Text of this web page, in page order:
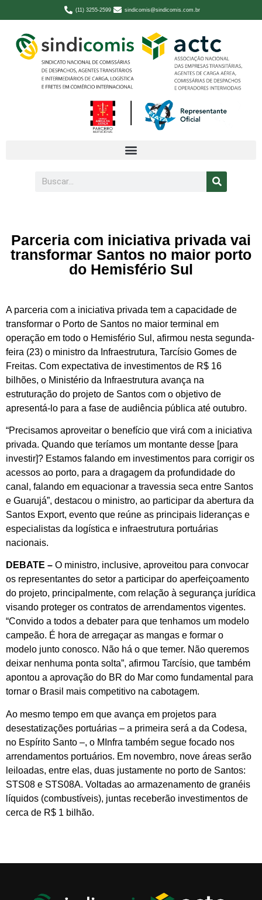
(11) 3255-2599 sindicomis@sindicomis.com.br
Parceria com iniciativa privada vai
transformar Santos no maior porto
do Hemisfério Sul
A parceria com a iniciativa privada tem a capacidade de
transformar o Porto de Santos no maior terminal em
operação em todo o Hemisfério Sul, afirmou nesta segunda-
feira (23) o ministro da Infraestrutura, Tarcísio Gomes de
Freitas. Com expectativa de investimentos de R$ 16
bilhões, o Ministério da Infraestrutura avança na
estruturação do projeto de Santos com o objetivo de
apresentá-lo para a fase de audiência pública até outubro.
“Precisamos aproveitar o benefício que virá com a iniciativa
privada. Quando que teríamos um montante desse [para
investir]? Estamos falando em investimentos para corrigir os
acessos ao porto, para a dragagem da profundidade do
canal, falando em equacionar a travessia seca entre Santos
e Guarujá”, destacou o ministro, ao participar da abertura da
Santos Export, evento que reúne as principais lideranças e
especialistas da logística e infraestrutura portuárias
nacionais.
DEBATE – O ministro, inclusive, aproveitou para convocar
os representantes do setor a participar do aperfeiçoamento
do projeto, principalmente, com relação à segurança jurídica
visando proteger os contratos de arrendamentos vigentes.
“Convido a todos a debater para que tenhamos um modelo
campeão. É hora de arregaçar as mangas e formar o
modelo junto conosco. Não há o que temer. Não queremos
deixar nenhuma ponta solta”, afirmou Tarcísio, que também
apontou a aprovação do BR do Mar como fundamental para
tornar o Brasil mais competitivo na cabotagem.
Ao mesmo tempo em que avança em projetos para
desestatizações portuárias – a primeira será a da Codesa,
no Espírito Santo –, o MInfra também segue focado nos
arrendamentos portuários. Em novembro, nove áreas serão
leiloadas, entre elas, duas justamente no porto de Santos:
STS08 e STS08A. Voltadas ao armazenamento de granéis
líquidos (combustíveis), juntas receberão investimentos de
cerca de R$ 1 bilhão.